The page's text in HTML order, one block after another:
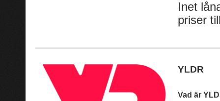
Inet
priser
YLDR
Vad är